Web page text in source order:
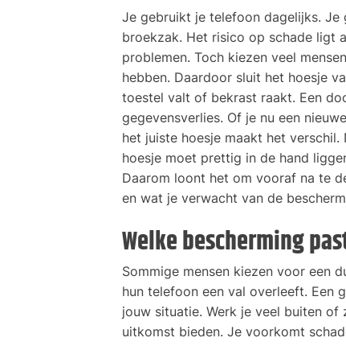
Je gebruikt je telefoon dagelijks.
broekzak. Het risico op schade ligt
problemen. Toch kiezen veel
hebben. Daardoor sluit het hoesje
toestel valt of bekrast raakt. Een
gegevensverlies. Of je nu een
het juiste hoesje maakt het
hoesje moet prettig in de hand
Daarom loont het om vooraf na te
en wat je verwacht van de
Welke bescherming
Sommige mensen kiezen voor een
hun telefoon een val overleeft. Een
jouw situatie. Werk je veel buiten
uitkomst bieden. Je voorkomt